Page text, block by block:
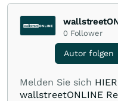
0 Follower
Autor folgen
Melden Sie sich
wallstreetONLINE